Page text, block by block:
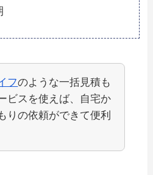
フのような一括見積も
ビスを使えば、自宅か
りの依頼ができて便利